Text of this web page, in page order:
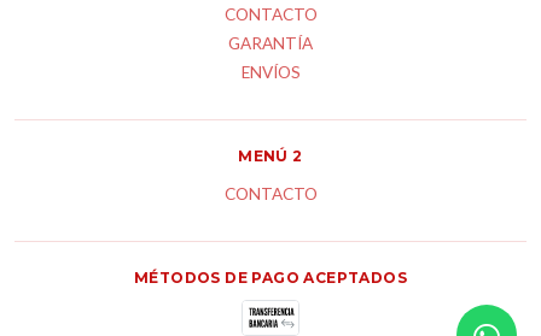
CONTACTO
GARANTÍA
ENVÍOS
MENÚ 2
CONTACTO
MÉTODOS DE PAGO ACEPTADOS